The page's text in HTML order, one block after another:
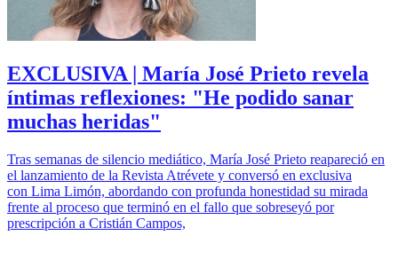
EXCLUSIVA | María José Prieto revela
íntimas reflexiones: "He podido sanar
muchas heridas"
Tras semanas de silencio mediático, María José Prieto reapareció en
el lanzamiento de la Revista Atrévete y conversó en exclusiva
con Lima Limón, abordando con profunda honestidad su mirada
frente al proceso que terminó en el fallo que sobreseyó por
prescripción a Cristián Campos,